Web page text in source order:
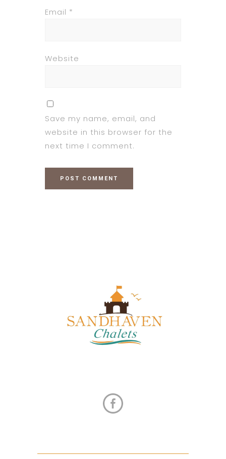
Email *
Website
Save my name, email, and
website in this browser for the
next time I comment.